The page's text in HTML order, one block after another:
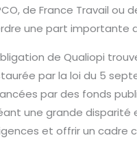
de France Travail ou
une part importante
de Qualiopi
par la loi du 5
par des fonds
une grande disparité
et offrir un cadre